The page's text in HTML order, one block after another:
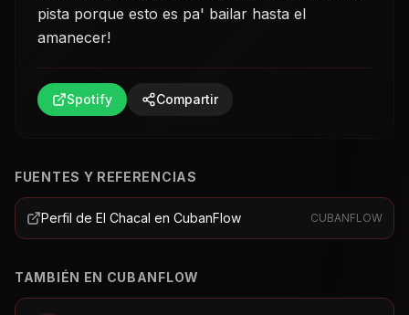
pista porque esto es pa' bailar hasta el
amanecer!
Spotify Compartir
FUENTES Y REFERENCIAS
Perfil de El Chacal en CubanFlow CUBANFLOW
TAMBIÉN EN CUBANFLOW